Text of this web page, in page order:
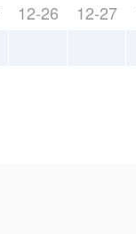
12-26 12-27